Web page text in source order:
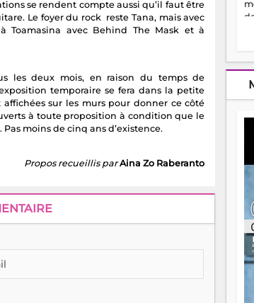
se rendent compte aussi qu’il faut être
Le foyer du rock reste Tana, mais avec
Toamasina avec Behind The Mask et à
les deux mois, en raison du temps de
temporaire se fera dans la petite
sur les murs pour donner ce côté
à toute proposition à condition que le
moins de cinq ans d’existence.
Propos recueillis par Aina Zo Raberanto